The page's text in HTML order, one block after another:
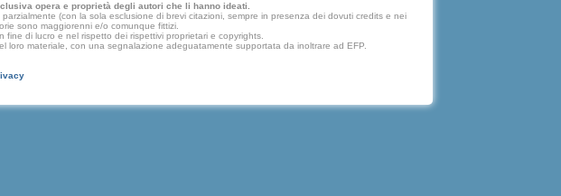
opera e proprietà degli autori che li hanno ideati.
(con la sola esclusione di brevi citazioni, sempre in presenza dei dovuti credits e nei
sono maggiorenni e/o comunque fittizi.
di lucro e nel rispetto dei rispettivi proprietari e copyrights.
loro materiale, con una segnalazione adeguatamente supportata da inoltrare ad EFP.